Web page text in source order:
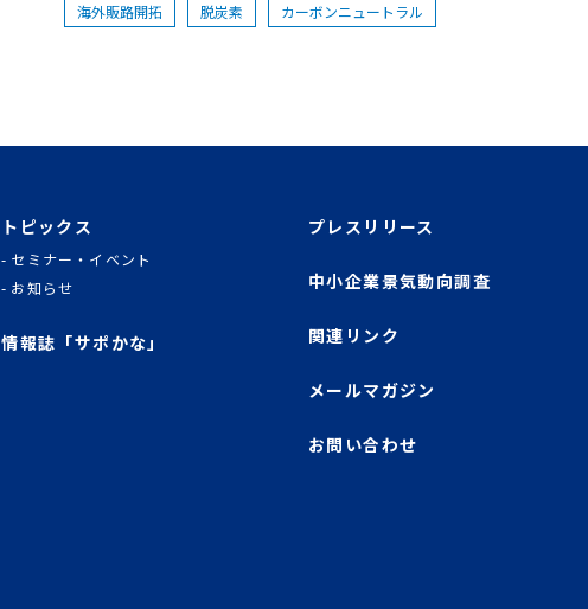
海外販路開拓 脱炭素 カーボンニュートラル
トピックス
セミナー・イベント
お知らせ
情報誌「サポかな」
プレスリリース
中小企業景気動向調査
関連リンク
メールマガジン
お問い合わせ